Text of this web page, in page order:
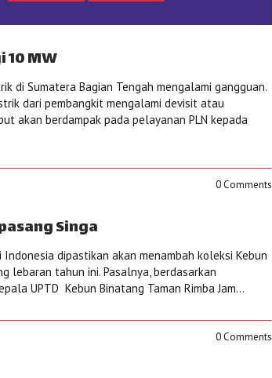
MW
di Sumatera Bagian Tengah mengalami gangguan.
dari pembangkit mengalami devisit atau
akan berdampak pada pelayanan PLN kepada
0 Comments
Singa
dipastikan akan menambah koleksi Kebun
lebaran tahun ini. Pasalnya, berdasarkan
UPTD Kebun Binatang Taman Rimba Jam...
0 Comments